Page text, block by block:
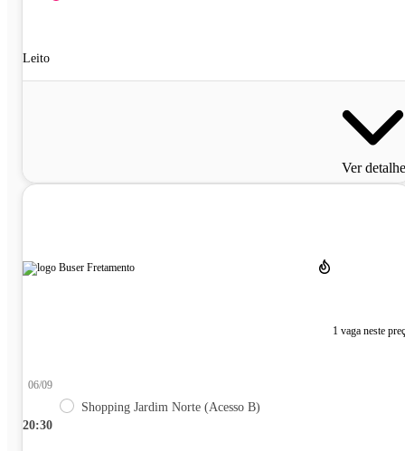
Leito
Ver
1 vaga neste
20:30
06/09
Shopping Jardim Norte (Acesso B)